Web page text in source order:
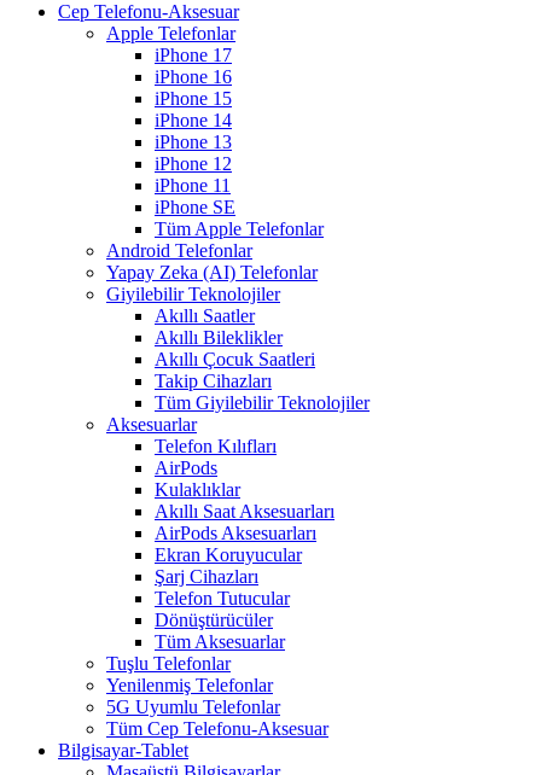
Cep Telefonu-Aksesuar
Apple Telefonlar
iPhone 17
iPhone 16
iPhone 15
iPhone 14
iPhone 13
iPhone 12
iPhone 11
iPhone SE
Tüm Apple Telefonlar
Android Telefonlar
Yapay Zeka (AI) Telefonlar
Giyilebilir Teknolojiler
Akıllı Saatler
Akıllı Bileklikler
Akıllı Çocuk Saatleri
Takip Cihazları
Tüm Giyilebilir Teknolojiler
Aksesuarlar
Telefon Kılıfları
AirPods
Kulaklıklar
Akıllı Saat Aksesuarları
AirPods Aksesuarları
Ekran Koruyucular
Şarj Cihazları
Telefon Tutucular
Dönüştürücüler
Tüm Aksesuarlar
Tuşlu Telefonlar
Yenilenmiş Telefonlar
5G Uyumlu Telefonlar
Tüm Cep Telefonu-Aksesuar
Bilgisayar-Tablet